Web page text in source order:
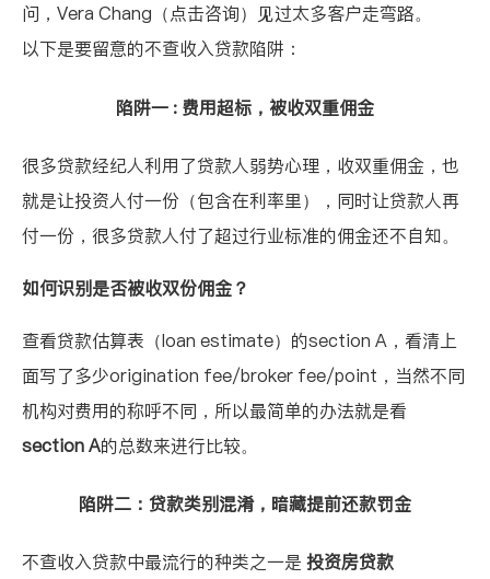
问， Vera Chang（点击咨询） 见过太多客户走弯路。
以下是要留意的不查收入贷款陷阱：
陷阱一 : 费用超标，被收双重佣金
很多贷款经纪人利用了贷款人弱势心理，收双重佣金，也
就是让投资人付一份（包含在利率里），同时让贷款人再
付一份，很多贷款人付了超过行业标准的佣金还不自知。
如何识别是否被收双份佣金？
查看贷款估算表（loan estimate）的section A，看清上
面写了多少origination fee/broker fee/point，当然不同
机构对费用的称呼不同，所以最简单的办法就是看
section A的总数来进行比较。
陷阱二：贷款类别混淆，暗藏提前还款罚金
不查收入贷款中最流行的种类之一是 投资房贷款